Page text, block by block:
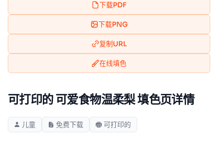
下载PDF
下载PNG
复制URL
在线填色
可打印的 可爱食物温柔梨 填色页详情
儿童 免费下载 可打印的